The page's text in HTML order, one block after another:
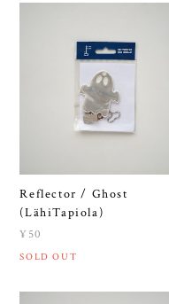
Reflector / Ghost
(LähiTapiola)
¥50
SOLD OUT